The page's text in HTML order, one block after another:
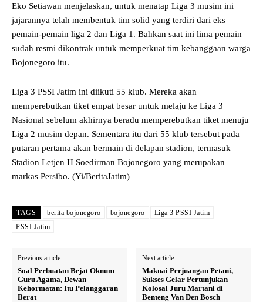
Eko Setiawan menjelaskan, untuk menatap Liga 3 musim ini
jajarannya telah membentuk tim solid yang terdiri dari eks
pemain-pemain liga 2 dan Liga 1. Bahkan saat ini lima pemain
sudah resmi dikontrak untuk memperkuat tim kebanggaan warga
Bojonegoro itu.
Liga 3 PSSI Jatim ini diikuti 55 klub. Mereka akan
memperebutkan tiket empat besar untuk melaju ke Liga 3
Nasional sebelum akhirnya beradu memperebutkan tiket menuju
Liga 2 musim depan. Sementara itu dari 55 klub tersebut pada
putaran pertama akan bermain di delapan stadion, termasuk
Stadion Letjen H Soedirman Bojonegoro yang merupakan
markas Persibo. (Yi/BeritaJatim)
TAGS berita bojonegoro bojonegoro
Liga 3 PSSI Jatim
PSSI Jatim
Previous article
Soal Perbuatan Bejat Oknum
Guru Agama, Dewan
Kehormatan: Itu Pelanggaran
Berat
Next article
Maknai Perjuangan Petani,
Sukses Gelar Pertunjukan
Kolosal Juru Martani di
Benteng Van Den Bosch